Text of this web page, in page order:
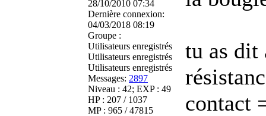
28/10/2010 07:34
Dernière connexion:
04/03/2018 08:19
Groupe :
Utilisateurs enregistrés
Utilisateurs enregistrés
Utilisateurs enregistrés
Messages: 2897
Niveau : 42; EXP : 49
HP : 207 / 1037
MP : 965 / 47815
tu as dit
contact